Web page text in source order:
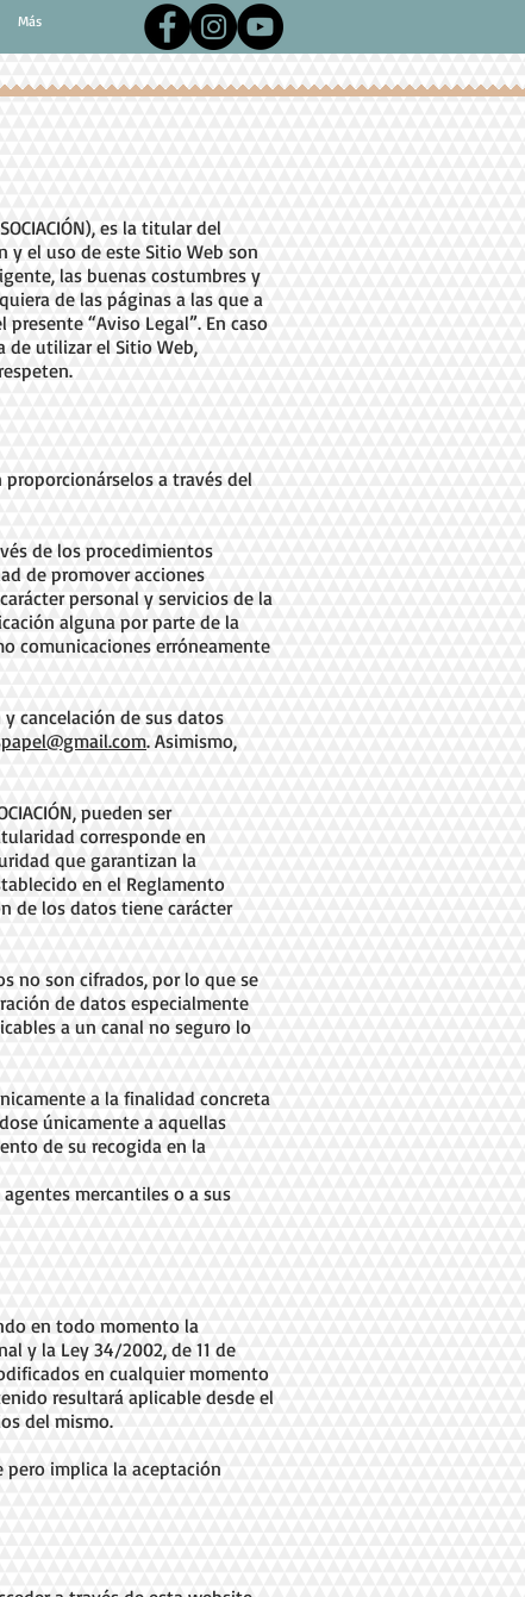
Más
es la titular del
y el uso de este Sitio Web son
las buenas costumbres y
de las páginas a las que a
“Aviso Legal”. En caso
de utilizar el Sitio Web,
proporcionárselos a través del
de los procedimientos
de promover acciones
personal y servicios de la
alguna por parte de la
comunicaciones erróneamente
cancelación de sus datos
. Asimismo,
pueden ser
corresponde en
que garantizan la
en el Reglamento
de los datos tiene carácter
no son cifrados, por lo que se
de datos especialmente
a un canal no seguro lo
a la finalidad concreta
únicamente a aquellas
de su recogida en la
mercantiles o a sus
en todo momento la
y la Ley 34/2002, de 11 de
en cualquier momento
resultará aplicable desde el
del mismo.
pero implica la aceptación